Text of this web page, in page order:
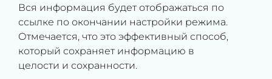
Вся информация будет отображаться по
ссылке по окончании настройки режима.
Отмечается, что это эффективный способ,
который сохраняет информацию в
целости и сохранности.